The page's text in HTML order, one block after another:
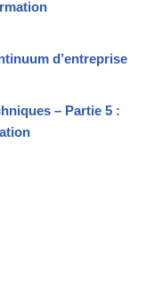
d’entreprise
– Partie 5 :